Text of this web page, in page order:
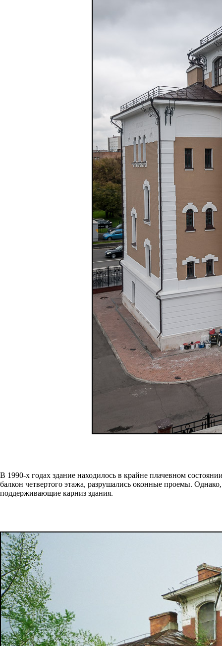
В 1990-х годах здание находилось в крайне плачевном
балкон четвертого этажа, разрушались оконные проемы.
поддерживающие карниз здания.